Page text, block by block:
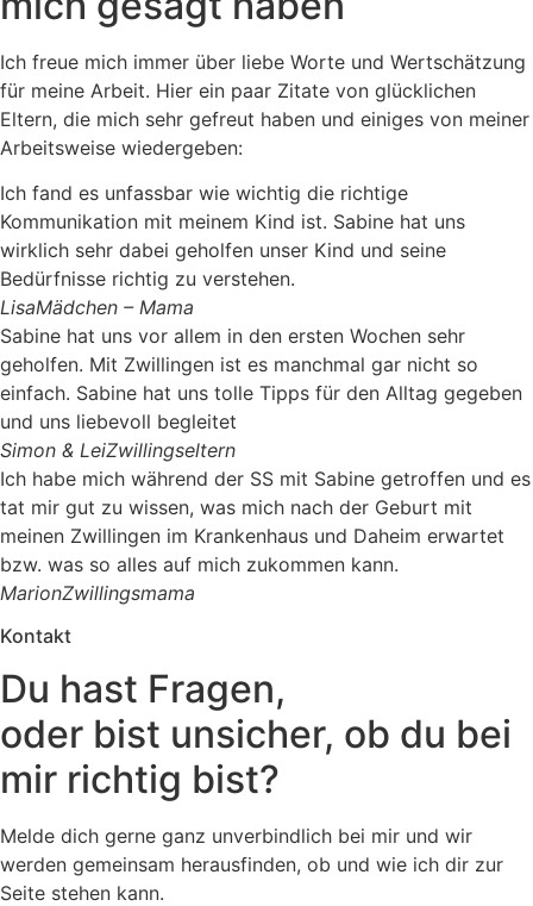
Ich freue mich immer über liebe Worte und Wertschätzung
für meine Arbeit. Hier ein paar Zitate von glücklichen
Eltern, die mich sehr gefreut haben und einiges von meiner
Arbeitsweise wiedergeben:
Ich fand es unfassbar wie wichtig die richtige
Kommunikation mit meinem Kind ist. Sabine hat uns
wirklich sehr dabei geholfen unser Kind und seine
Bedürfnisse richtig zu verstehen.
LisaMädchen – Mama
Sabine hat uns vor allem in den ersten Wochen sehr
geholfen. Mit Zwillingen ist es manchmal gar nicht so
einfach. Sabine hat uns tolle Tipps für den Alltag gegeben
und uns liebevoll begleitet
Simon & LeiZwillingseltern
Ich habe mich während der SS mit Sabine getroffen und es
tat mir gut zu wissen, was mich nach der Geburt mit
meinen Zwillingen im Krankenhaus und Daheim erwartet
bzw. was so alles auf mich zukommen kann.
MarionZwillingsmama
Kontakt
Du hast Fragen,
oder bist unsicher, ob du bei
mir richtig bist?
Melde dich gerne ganz unverbindlich bei mir und wir
werden gemeinsam herausfinden, ob und wie ich dir zur
Seite stehen kann.